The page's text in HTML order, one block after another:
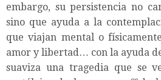
embargo, su persistencia no
sino que ayuda a la
que viajan mental o
amor y libertad… con la ayuda
suaviza una tragedia que se